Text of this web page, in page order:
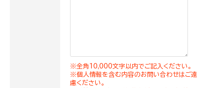
※全角10,000文字以内でご記入ください。
※個人情報を含む内容のお問い合わせはご遠
慮ください。